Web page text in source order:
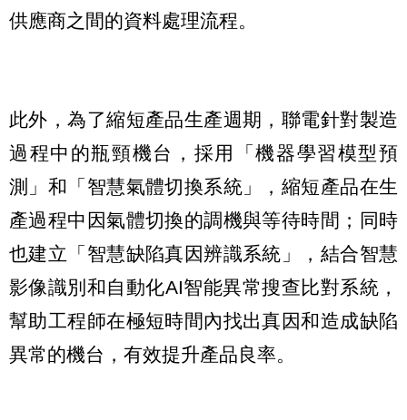
供應商之間的資料處理流程。
此外，為了縮短產品生產週期，聯電針對製造
過程中的瓶頸機台，採用「機器學習模型預
測」和「智慧氣體切換系統」，縮短產品在生
產過程中因氣體切換的調機與等待時間；同時
也建立「智慧缺陷真因辨識系統」，結合智慧
影像識別和自動化AI智能異常搜查比對系統，
幫助工程師在極短時間內找出真因和造成缺陷
異常的機台，有效提升產品良率。